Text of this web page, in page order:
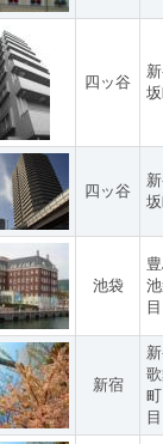
四ッ谷
四ッ谷
池袋
新宿
目